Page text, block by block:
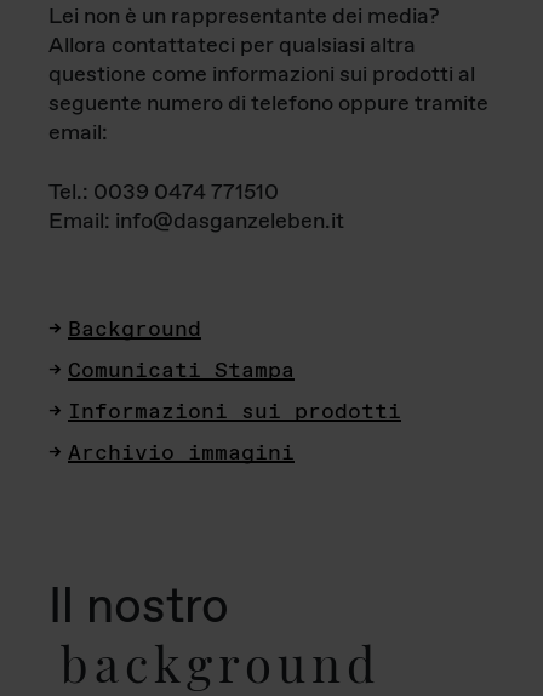
Lei non è un rappresentante dei media?
Allora contattateci per qualsiasi altra
questione come informazioni sui prodotti al
seguente numero di telefono oppure tramite
email:
Tel.: 0039 0474 771510
Email: info@dasganzeleben.it
Background
Comunicati Stampa
Informazioni sui prodotti
Archivio immagini
Il nostro
background